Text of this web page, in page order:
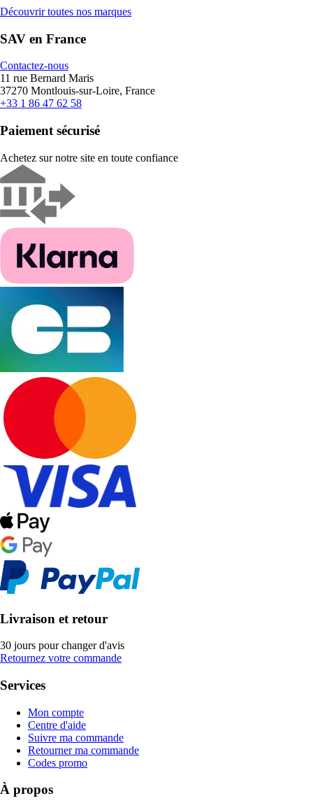
Découvrir toutes nos marques
SAV en France
Contactez-nous
11 rue Bernard Maris
37270 Montlouis-sur-Loire, France
+33 1 86 47 62 58
Paiement sécurisé
Achetez sur notre site en toute confiance
Livraison et retour
30 jours pour changer d'avis
Retournez votre commande
Services
Mon compte
Centre d'aide
Suivre ma commande
Retourner ma commande
Codes promo
À propos